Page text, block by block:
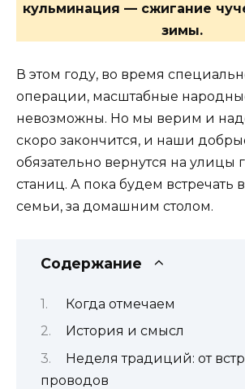
кульминация — сжигание
зимы.
В этом году, во время
операции, масштабные
невозможны. Но мы верим и
скоро закончится, и наши
обязательно вернутся на улицы
станиц. А пока будем встречать
семьи, за домашним столом.
Содержание
Когда отмечаем
История и смысл
Неделя традиций: от
проводов